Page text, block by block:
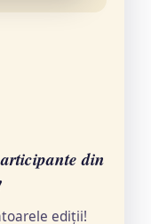
din
ediții!